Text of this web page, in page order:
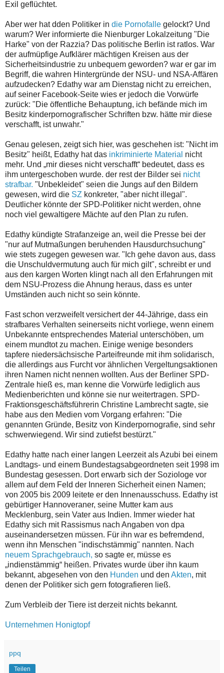
Exil geflüchtet.
Aber wer hat dden Politiker in die Pornofalle gelockt? Und
warum? Wer informierte die Nienburger Lokalzeitung "Die
Harke" von der Razzia? Das politische Berlin ist ratlos. War
der aufmüpfige Aufklärer mächtigen Kreisen aus der
Sicherheitsindustrie zu unbequem geworden? war er gar im
Begriff, die wahren Hintergründe der NSU- und NSA-Affären
aufzudecken? Edathy war am Dienstag nicht zu erreichen,
auf seiner Facebook-Seite wies er jedoch die Vorwürfe
zurück: "Die öffentliche Behauptung, ich befände mich im
Besitz kinderpornografischer Schriften bzw. hätte mir diese
verschafft, ist unwahr."
Genau gelesen, zeigt sich hier, was geschehen ist: "Nicht im
Besitz" heißt, Edathy hat das inkriminierte Material nicht
mehr. Und „mir dieses nicht verschafft“ bedeutet, dass es
ihm untergeschoben wurde. der rest der Bilder sei nicht
strafbar. "Unbekleidet" seien die Jungs auf den Bildern
gewesen, wird die SZ konkreter, "aber nicht illegal".
Deutlicher könnte der SPD-Politiker nicht werden, ohne
noch viel gewaltigere Mächte auf den Plan zu rufen.
Edathy kündigte Strafanzeige an, weil die Presse bei der
"nur auf Mutmaßungen beruhenden Hausdurchsuchung"
wie stets zugegen gewesen war. "Ich gehe davon aus, dass
die Unschuldvermutung auch für mich gilt", schreibt er und
aus den kargen Worten klingt nach all den Erfahrungen mit
dem NSU-Prozess die Ahnung heraus, dass es unter
Umständen auch nicht so sein könnte.
Fast schon verzweifelt versichert der 44-Jährige, dass ein
strafbares Verhalten seinerseits nicht vorliege, wenn einem
Unbekannte entsprechendes Material unterschöben, um
einem mundtot zu machen. Einige wenige besonders
tapfere niedersächsische Parteifreunde mit ihm solidarisch,
die allerdings aus Furcht vor ähnlichen Vergeltungsaktionen
ihren Namen nicht nennen wollten. Aus der Berliner SPD-
Zentrale hieß es, man kenne die Vorwürfe lediglich aus
Medienberichten und könne sie nur weitertragen. SPD-
Fraktionsgeschäftsführerin Christine Lambrecht sagte, sie
habe aus den Medien vom Vorgang erfahren: "Die
genannten Gründe, Besitz von Kinderpornografie, sind sehr
schwerwiegend. Wir sind zutiefst bestürzt."
Edathy hatte nach einer langen Leerzeit als Azubi bei einem
Landtags- und einem Bundestagsabgeordneten seit 1998 im
Bundestag gesessen. Dort erwarb sich der Soziologe vor
allem auf dem Feld der Inneren Sicherheit einen Namen;
von 2005 bis 2009 leitete er den Innenausschuss. Edathy ist
gebürtiger Hannoveraner, seine Mutter kam aus
Mecklenburg, sein Vater aus Indien. Immer wieder hat
Edathy sich mit Rassismus nach Angaben von dpa
auseinandersetzen müssen. Für ihn war es befremdend,
wenn ihn Menschen "indischstämmig" nannten. Nach
neuem Sprachgebrauch, so sagte er, müsse es
„indienstämmig“ heißen. Privates wurde über ihn kaum
bekannt, abgesehen von den Hunden und den Akten, mit
denen der Politiker sich gern fotografieren ließ.
Zum Verbleib der Tiere ist derzeit nichts bekannt.
Unternehmen Honigtopf
ppq
Teilen